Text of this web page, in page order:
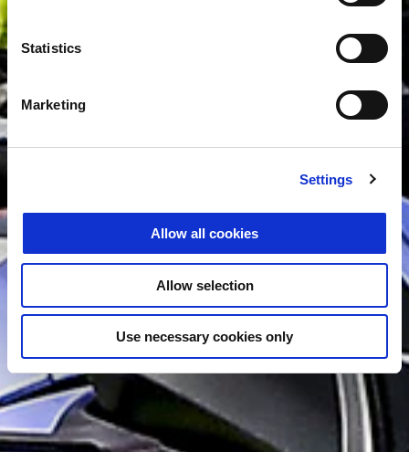
Statistics
Marketing
Settings
Allow all cookies
Allow selection
Use necessary cookies only